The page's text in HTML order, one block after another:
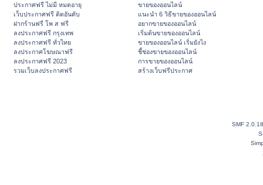
ประกาศฟรี ไม่มี หมดอายุ
เว็บประกาศฟรี ติดอันดับ
ฝากร้านฟรี โพ ส ฟรี
ลงประกาศฟรี กรุงเทพ
ลงประกาศฟรี ทั่วไทย
ลงประกาศโฆษณาฟรี
ลงประกาศฟรี 2023
รวมเว็บลงประกาศฟรี
ขายของออนไลน์
แนะนำ 6 วิธีขายของออนไลน์
อยากขายของออนไลน์
เริ่มต้นขายของออนไลน์
ขายของออนไลน์ เริ่มยังไง
ชี้ช่องขายของออนไลน์
การขายของออนไลน์
สร้างเว็บฟรีประกาศ
SMF 2.0.18